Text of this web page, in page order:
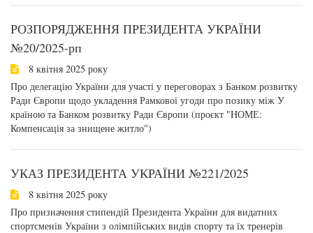
РОЗПОРЯДЖЕННЯ ПРЕЗИДЕНТА УКРАЇНИ
№20/2025-рп
8 квітня 2025 року
Про делегацію України для участі у переговорах з Банком розвитку
Ради Європи щодо укладення Рамкової угоди про позику між У
країною та Банком розвитку Ради Європи (проєкт "HОМЕ:
Компенсація за знищене житло")
УКАЗ ПРЕЗИДЕНТА УКРАЇНИ №221/2025
8 квітня 2025 року
Про призначення стипендій Президента України для видатних
спортсменів України з олімпійських видів спорту та їх тренерів